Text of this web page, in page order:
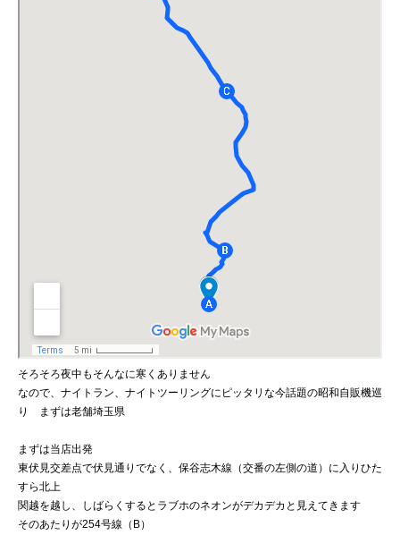
そろそろ夜中もそんなに寒くありません
なので、ナイトラン、ナイトツーリングにピッタリな今話題の昭和自販機巡
り まずは老舗埼玉県
まずは当店出発
東伏見交差点で伏見通りでなく、保谷志木線（交番の左側の道）に入りひた
すら北上
関越を越し、しばらくするとラブホのネオンがデカデカと見えてきます
そのあたりが254号線（B）